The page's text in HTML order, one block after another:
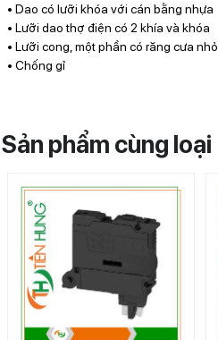
• Dao có lưỡi khóa với cán bằng nhựa
• Lưỡi dao thợ điện có 2 khía và khóa
• Lưỡi cong, một phần có răng cưa nhỏ
• Chống gỉ
Sản phẩm cùng loại